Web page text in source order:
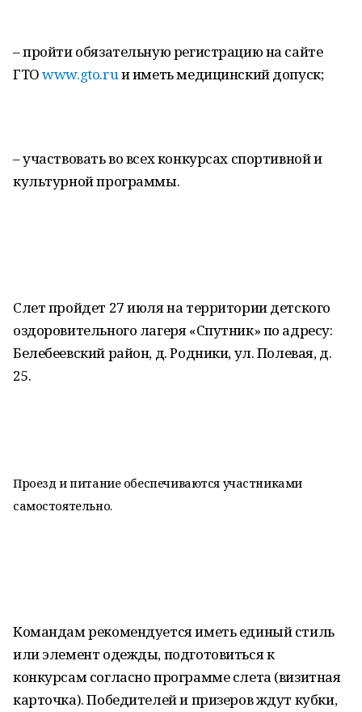
– пройти обязательную регистрацию на сайте
ГТОwww.gto.ruи иметь медицинский допуск;
– участвовать во всех конкурсах спортивной и
культурной программы.
Слет пройдет 27 июля на территории детского
оздоровительного лагеря «Спутник» по адресу:
Белебеевский район, д. Родники, ул. Полевая, д.
25.
Проезд и питание обеспечиваются участниками
самостоятельно.
Командам рекомендуется иметь единый стиль
или элемент одежды, подготовиться к
конкурсам согласно программе слета (визитная
карточка). Победителей и призеров ждут кубки,